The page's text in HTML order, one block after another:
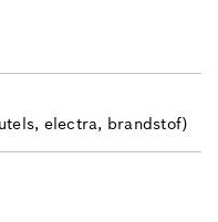
electra, brandstof)